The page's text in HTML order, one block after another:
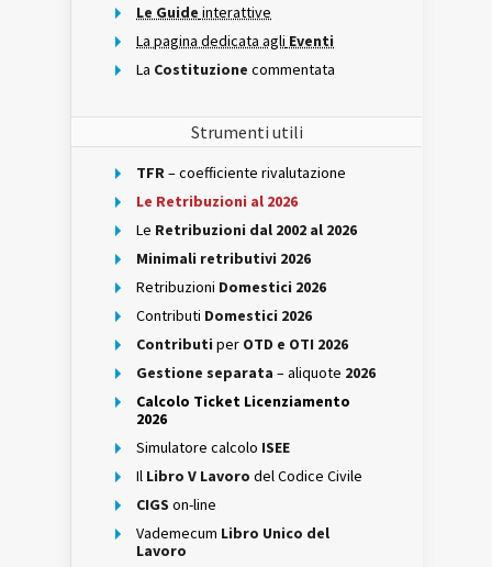
Le Guide interattive
La pagina dedicata agli Eventi
La Costituzione commentata
Strumenti utili
TFR– coefficiente rivalutazione
Le Retribuzioni al 2026
Le Retribuzioni dal 2002 al 2026
Minimali retributivi 2026
Retribuzioni Domestici 2026
Contributi Domestici 2026
Contributi per OTD e OTI 2026
Gestione separata – aliquote 2026
Calcolo Ticket Licenziamento
2026
Simulatore calcolo ISEE
Il Libro V Lavoro del Codice Civile
CIGS on-line
Vademecum Libro Unico del
Lavoro